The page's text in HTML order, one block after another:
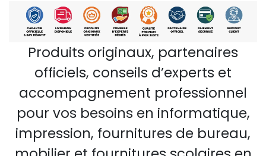
Produits originaux, partenaires
officiels, conseils d’experts et
accompagnement professionnel
pour vos besoins en informatique,
impression, fournitures de bureau,